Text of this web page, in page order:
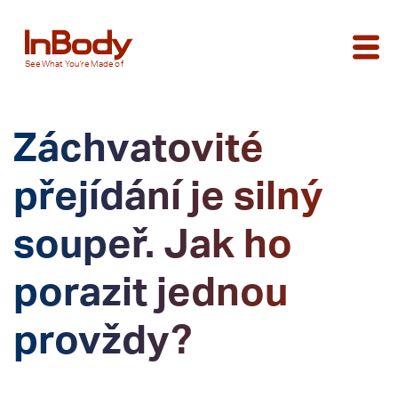
See What You’re Made of
Záchvatovité
přejídání je silný
soupeř. Jak ho
porazit jednou
provždy?